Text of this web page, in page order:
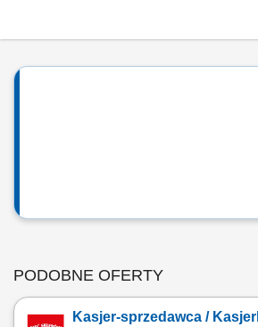
PODOBNE OFERTY
Kasjer-sprzedawca /